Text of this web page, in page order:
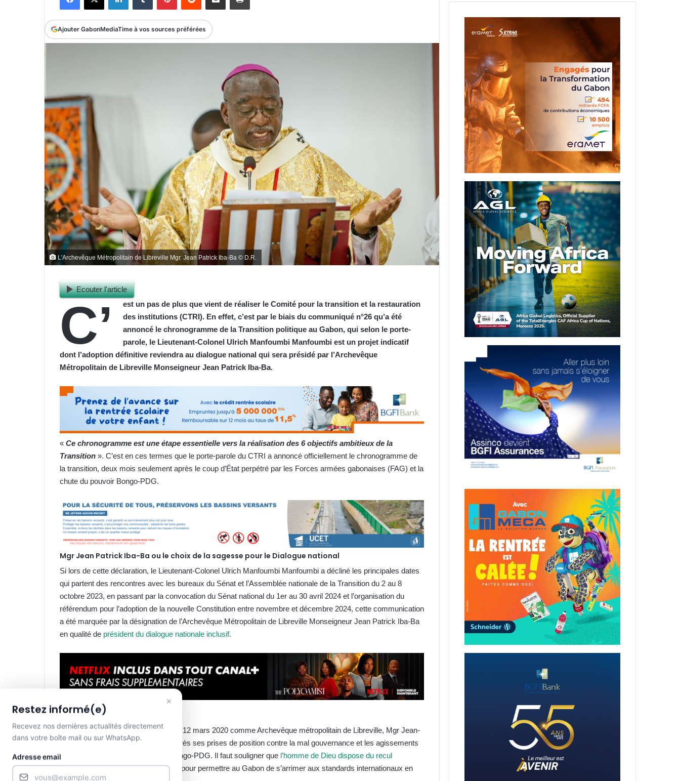
Ajouter GabonMediaTime à vos sources préférées
L'Archevêque Métropolitain de Libreville Mgr. Jean Patrick Iba-Ba © D.R.
Ecouter l'article
C’
est un pas de plus que vient de réaliser le Comité pour la transition et la restauration
des institutions (CTRI). En effet, c’est par le biais du communiqué n°26 qu’a été
annoncé le chronogramme de la Transition politique au Gabon, qui selon le porte-
parole, le Lieutenant-Colonel Ulrich Manfoumbi Manfoumbi est un projet indicatif
dont l’adoption définitive reviendra au dialogue national qui sera présidé par l’Archevêque
Métropolitain de Libreville Monseigneur Jean Patrick Iba-Ba.
« Ce chronogramme est une étape essentielle vers la réalisation des 6 objectifs ambitieux de la
Transition ». C’est en ces termes que le porte-parole du CTRI a annoncé officiellement le chronogramme de
la transition, deux mois seulement après le coup d’État perpétré par les Forces armées gabonaises (FAG) et la
chute du pouvoir Bongo-PDG.
Mgr Jean Patrick Iba-Ba ou le choix de la sagesse pour le Dialogue national
Si lors de cette déclaration, le Lieutenant-Colonel Ulrich Manfoumbi Manfoumbi a décliné les principales dates
qui partent des rencontres avec les bureaux du Sénat et l’Assemblée nationale de la Transition du 2 au 8
octobre 2023, en passant par la convocation du Sénat national du 1er au 30 avril 2024 et l’organisation du
référendum pour l’adoption de la nouvelle Constitution entre novembre et décembre 2024, cette communication
a été marquée par la désignation de l’Archevêque Métropolitain de Libreville Monseigneur Jean Patrick Iba-Ba
en qualité de président du dialogue nationale inclusif.
Nommé par le pape François le jeudi 12 mars 2020 comme Archevêque métropolitain de Libreville, Mgr Jean-
Patrick Iba-Ba avait fait sensation après ses prises de position contre la mal gouvernance et les agissements
peu orthodoxes du régime déchu Bongo-PDG. Il faut souligner que l’homme de Dieu dispose du recul
nécessaireet d’une grande sagesse pour permettre au Gabon de s’arrimer aux standards internationaux en
×
Restez informé(e)
Recevez nos dernières actualités directement
dans votre boîte mail ou sur WhatsApp.
Adresse email